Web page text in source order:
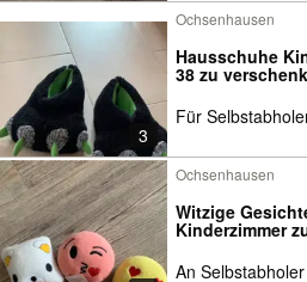
3
Ochsenhausen
Hausschuhe
38 zu
Für
Ochsenhausen
Witzige
Kinderzimmer
An